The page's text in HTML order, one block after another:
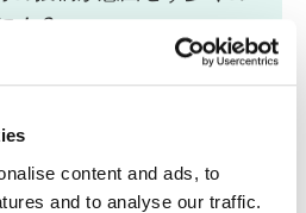
content and ads, to
and to analyse our traffic.
！？
式 (@kaspersky_japan)